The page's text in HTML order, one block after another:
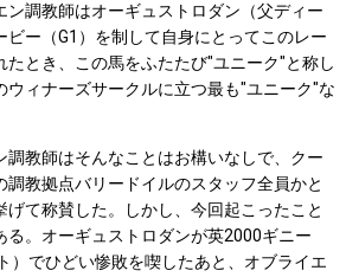
調教師はオーギュストロダン（父ディー
ビー（G1）を制して自身にとってこのレー
たとき、この馬をふたたび"ユニーク"と称し
ウィナーズサークルに立つ最も"ユニーク"な
教師はそんなことはお構いなしで、クー
調教拠点バリードイルのスタッフ全員かと
て称賛した。しかし、今回起こったこと
る。オーギュストロダンが英2000ギニー
）でひどい惨敗を喫したあと、オブライエ